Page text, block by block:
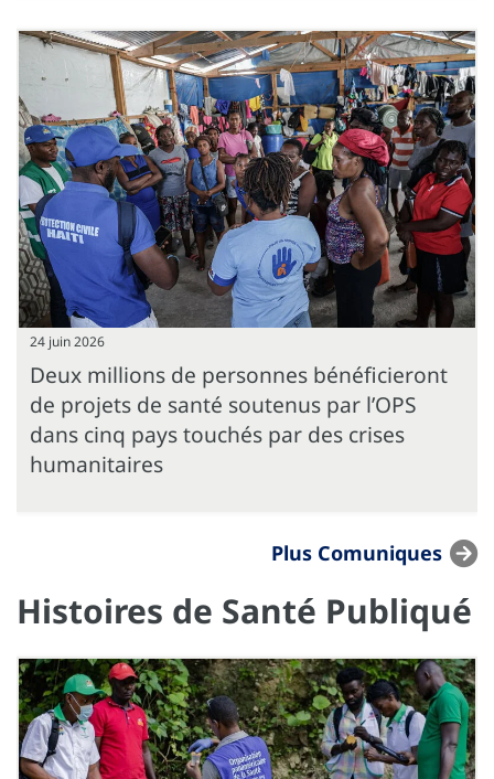
24 juin 2026
Deux millions de personnes bénéficieront
de projets de santé soutenus par l’OPS
dans cinq pays touchés par des crises
humanitaires
Plus Comuniques
Histoires de Santé Publiqué